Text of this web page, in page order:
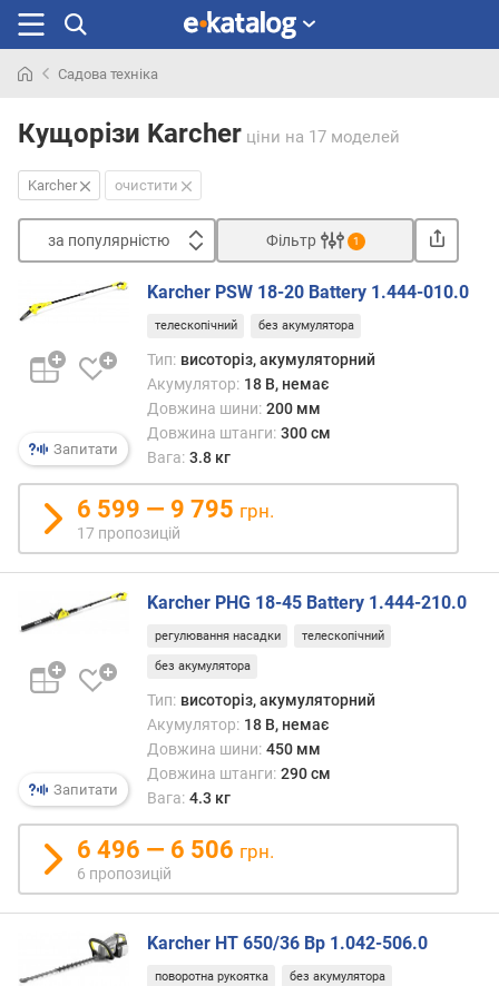
раніше
Садова техніка
Кущорізи Karcher ціни на 17 моделей
Karcher очистити
за популярністю
з
п
о
л
я
н
ю
в
і
е
в
и
х
д
о
Фільтр 1
Запитати
Karcher PSW 18-20 Battery 1.444-010.0
телескопічний без акумулятора
Тип: висоторіз, акумуляторний
Акумулятор: 18 В, немає
Довжина шини: 200 мм
Довжина штанги: 300 см
Вага: 3.8 кг
6 599 — 9 795 грн.
17 пропозицій
Запитати
Karcher PHG 18-45 Battery 1.444-210.0
регулювання насадки телескопічний
без акумулятора
Тип: висоторіз, акумуляторний
Акумулятор: 18 В, немає
Довжина шини: 450 мм
Довжина штанги: 290 см
Вага: 4.3 кг
6 496 — 6 506 грн.
6 пропозицій
Karcher HT 650/36 Bp 1.042-506.0
поворотна рукоятка без акумулятора